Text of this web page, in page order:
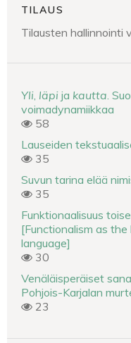
TILAUS
Tilausten hallinnointi
Yli läpi ja kautta .
voimadynamiikkaa
58
Lauseiden
35
Suvun tarina elää
35
Funktionaalisuus
[Functionalism as
language]
30
Venäläisperäiset
Pohjois-Karjalan
23